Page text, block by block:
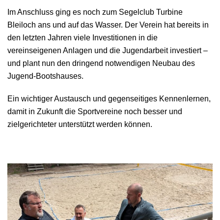
Im Anschluss ging es noch zum Segelclub Turbine
Bleiloch ans und auf das Wasser. Der Verein hat bereits in
den letzten Jahren viele Investitionen in die
vereinseigenen Anlagen und die Jugendarbeit investiert –
und plant nun den dringend notwendigen Neubau des
Jugend-Bootshauses.
Ein wichtiger Austausch und gegenseitiges Kennenlernen,
damit in Zukunft die Sportvereine noch besser und
zielgerichteter unterstützt werden können.